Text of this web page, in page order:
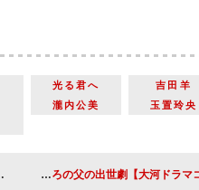
光る君へ
吉田羊
瀧内公美
玉置玲央